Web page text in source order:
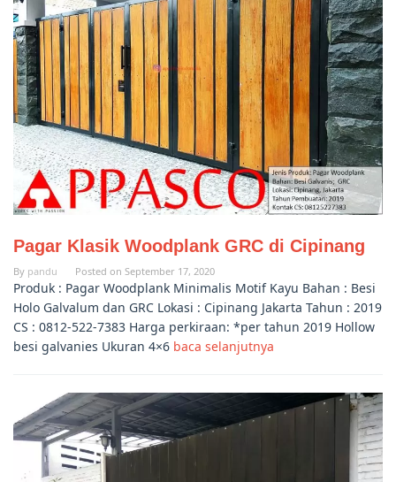
Pagar Klasik Woodplank GRC di Cipinang
By pandu Posted on September 17, 2020
Produk : Pagar Woodplank Minimalis Motif Kayu Bahan : Besi
Holo Galvalum dan GRC Lokasi : Cipinang Jakarta Tahun : 2019
CS : 0812-522-7383 Harga perkiraan: *per tahun 2019 Hollow
besi galvanies Ukuran 4×6 baca selanjutnya